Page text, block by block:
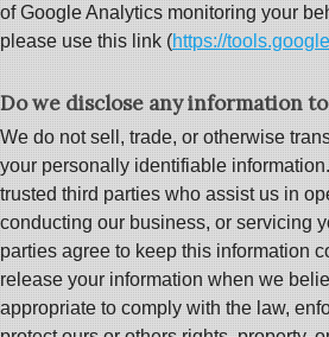
of Google Analytics monitoring your
please use this link (https://
Do we disclose any information
We do not sell, trade, or otherwise
your personally identifiable
trusted third parties who assist us in
conducting our business, or servicing
parties agree to keep this information
release your information when we
appropriate to comply with the law,